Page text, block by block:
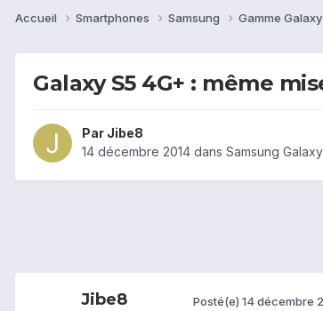
Accueil Smartphones Samsung Gamme Galaxy
Galaxy S5 4G+ : même
Par Jibe8
14 décembre 2014 dans Samsung
Jibe8 Posté(e) 14 décembre